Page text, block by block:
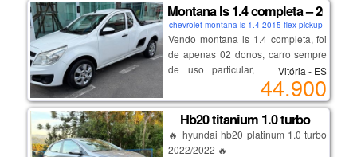
venha aproveitar a oportunidade de
um topo de linha em condições
impecáveis, com preço reduzido
similar ao modelo intermediário.
Montana ls 1.4 completa – 2015
chevrolet montana ls 1.4 2015 flex pickup
Vendo montana ls 1.4 completa, foi
de apenas 02 donos, carro sempre
de uso particular, nunca foi de
empresa, nada a fazer de mecânica,
interna higienizada, acompanha
manual do proprietário (com
revisões na gm até os 94 mil km) e
chave reserva inclusive da
Vitória - ES
44.900
Hb20 titanium 1.0 turbo
🔥 hyundai hb20 platinum 1.0 turbo
2022/2022 🔥